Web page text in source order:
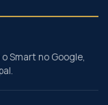
Smart no Google,